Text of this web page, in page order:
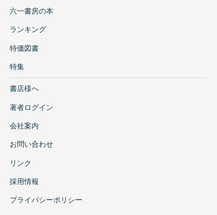
六一書房の本
ランキング
特価図書
特集
書店様へ
著者ログイン
会社案内
お問い合わせ
リンク
採用情報
プライバシーポリシー